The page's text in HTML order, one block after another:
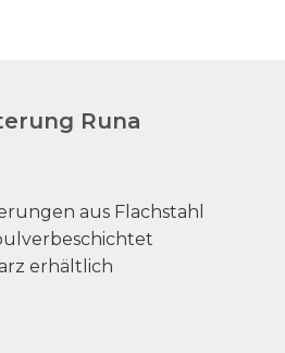
Runa
aus Flachstahl
erhältlich